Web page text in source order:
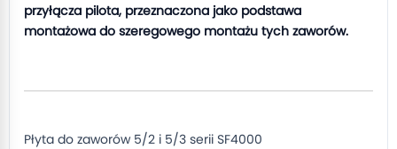
przyłącza pilota, przeznaczona jako podstawa
montażowa do szeregowego montażu tych zaworów.
Płyta do zaworów 5/2 i 5/3 serii SF4000